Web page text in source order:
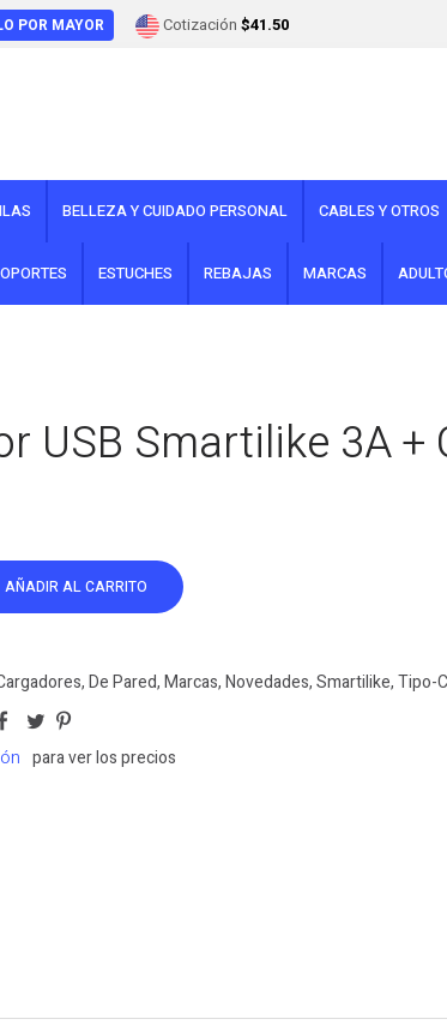
POR MAYOR Cotización $41.50
BELLEZA Y CUIDADO PERSONAL CABLES Y OTROS
ESTUCHES REBAJAS MARCAS
USB Smartilike 3A +
AÑADIR AL CARRITO
,De Pared,Marcas,Novedades,Smartilike,Tipo-C
para ver los precios